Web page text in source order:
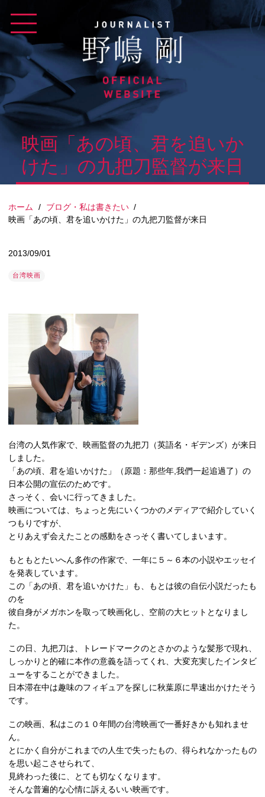
content
映画「あの頃、君を追いか
けた」の九把刀監督が来日
ホーム / ブログ・私は書きたい /
映画「あの頃、君を追いかけた」の九把刀監督が来日
2013/09/01
台湾映画
台湾の人気作家で、映画監督の九把刀（英語名・ギデンズ）が来日
しました。
「あの頃、君を追いかけた」（原題：那些年,我們一起追過了）の
日本公開の宣伝のためです。
さっそく、会いに行ってきました。
映画については、ちょっと先にいくつかのメディアで紹介していく
つもりですが、
とりあえず会えたことの感動をさっそく書いてしまいます。
もともとたいへん多作の作家で、一年に５～６本の小説やエッセイ
を発表しています。
この「あの頃、君を追いかけた」も、もとは彼の自伝小説だったも
のを
彼自身がメガホンを取って映画化し、空前の大ヒットとなりまし
た。
この日、九把刀は、トレードマークのとさかのような髪形で現れ、
しっかりと的確に本作の意義を語ってくれ、大変充実したインタビ
ューをすることができました。
日本滞在中は趣味のフィギュアを探しに秋葉原に早速出かけたそう
です。
この映画、私はこの１０年間の台湾映画で一番好きかも知れませ
ん。
とにかく自分がこれまでの人生で失ったもの、得られなかったもの
を思い起こさせられて、
見終わった後に、とても切なくなります。
そんな普遍的な心情に訴えるいい映画です。